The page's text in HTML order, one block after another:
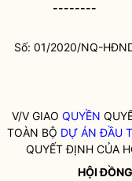
--------
Số: 01/2020/NQ-
V/V GIAO QUYỀN
TOÀN BỘ DỰ ÁN ĐẦU
QUYẾT ĐỊNH CỦA
HỘI ĐỒNG